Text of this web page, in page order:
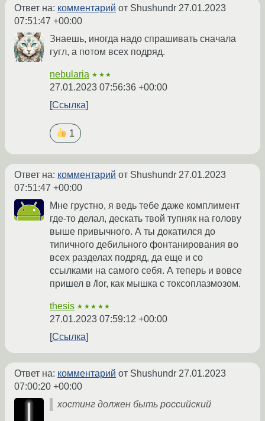
Ответ на: комментарий от Shushundr 27.01.2023
07:51:47 +00:00
Знаешь, иногда надо спрашивать сначала
гугл, а потом всех подряд.
nebularia ★★★
27.01.2023 07:56:36 +00:00
Ссылка
1
Ответ на: комментарий от Shushundr 27.01.2023
07:51:47 +00:00
Мне грустно, я ведь тебе даже комплимент
где-то делал, дескать твой тупняк на голову
выше привычного. А ты докатился до
типичного дебильного фонтанирования во
всех разделах подряд, да еще и со
ссылками на самого себя. А теперь и вовсе
пришел в /lor, как мышка с токсоплазмозом.
thesis ★★★★★
27.01.2023 07:59:12 +00:00
Ссылка
Ответ на: комментарий от Shushundr 27.01.2023
07:00:20 +00:00
хостинг должен быть российский